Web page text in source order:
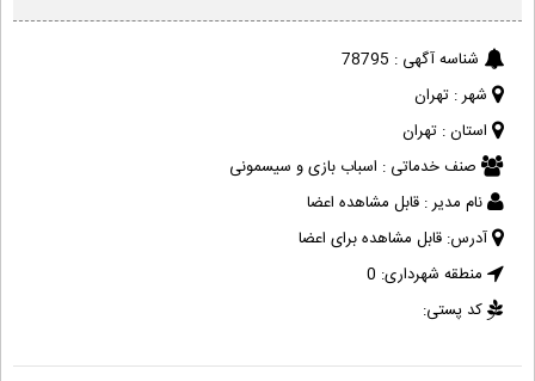
شناسه آگهی : 78795
شهر : تهران
استان : تهران
صنف خدماتی : اسباب بازی و سیسمونی
نام مدیر : قابل مشاهده اعضا
آدرس: قابل مشاهده برای اعضا
منطقه شهرداری: 0
کد پستی: